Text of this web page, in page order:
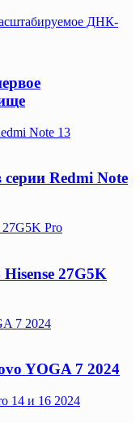
ДНК-
Note 13
Redmi Note
27G5K Pro
27G5K
7 2024
YOGA 7 2024
14 и 16 2024